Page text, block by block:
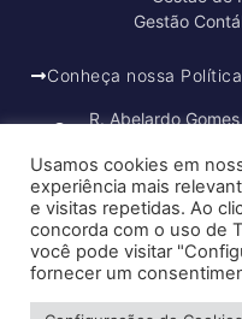
Gestão
Conheça nossa
R. Abelardo
FIDUCIA
Usamos cookies em
experiência mais
e visitas repetidas. Ao
concorda com o uso de
você pode visitar
fornecer um